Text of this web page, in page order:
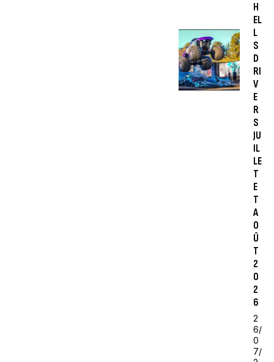
H
EL
L
S
D
RI
V
E
R
S
JU
IL
LE
T
E
T
A
O
Û
T
2
0
2
6
2
6/
0
7/